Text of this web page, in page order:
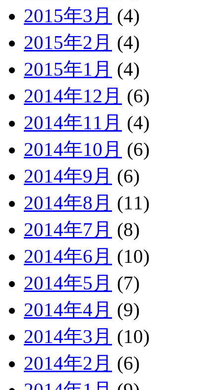
2015年3月 (4)
2015年2月 (4)
2015年1月 (4)
2014年12月 (6)
2014年11月 (4)
2014年10月 (6)
2014年9月 (6)
2014年8月 (11)
2014年7月 (8)
2014年6月 (10)
2014年5月 (7)
2014年4月 (9)
2014年3月 (10)
2014年2月 (6)